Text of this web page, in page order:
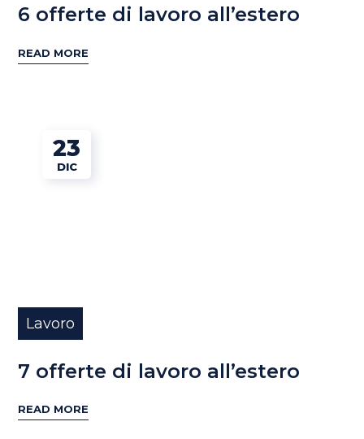
6 offerte di lavoro all’estero
READ MORE
23
DIC
Lavoro
7 offerte di lavoro all’estero
READ MORE